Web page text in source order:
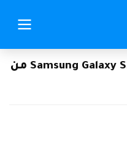
مقارنة بين iPhone 17 و Samsung Galaxy S26 من